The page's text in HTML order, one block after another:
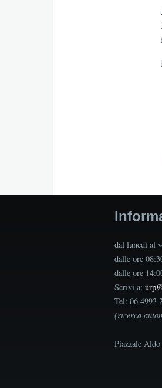
dal lunedì al
dalle ore
dalle ore
Scrivi a:
Tel: 06 4993
(ricerca
Piazzale